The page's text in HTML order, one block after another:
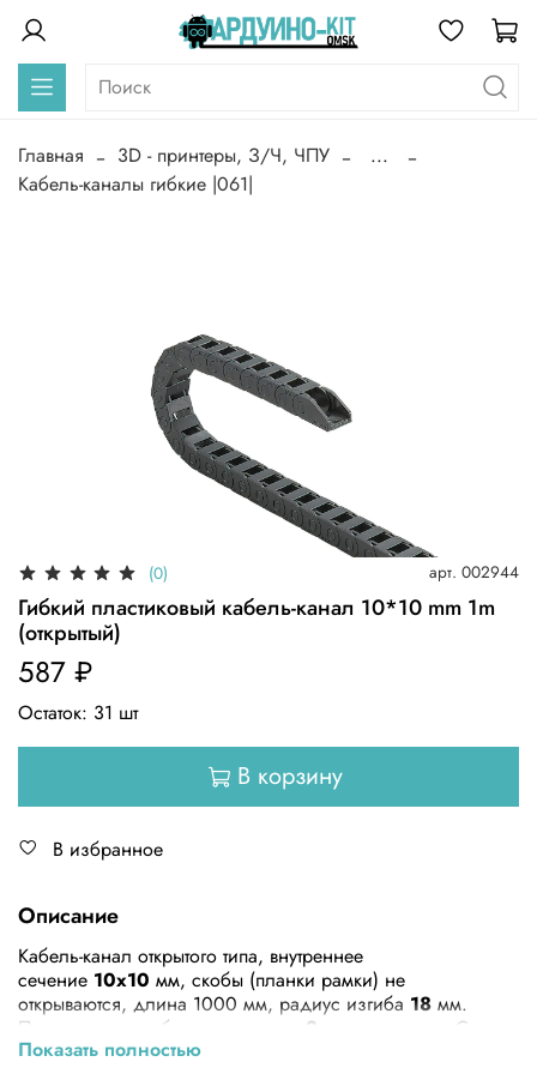
Главная 3D - принтеры, З/Ч, ЧПУ
...
Кабель-каналы гибкие |061|
(0) арт. 002944
Гибкий пластиковый кабель-канал 10*10 mm 1m
(открытый)
587 ₽
Остаток: 31 шт
В корзину
В избранное
Описание
Кабель-канал открытого типа, внутреннее
сечение 10x10 мм, скобы (планки рамки) не
открываются, длина 1000 мм, радиус изгиба 18 мм.
Подходит для кабеля диаметром
8
мм или менее. Серия
J. Подвижный пластиковый кабель-канал для станков и
Показать полностью